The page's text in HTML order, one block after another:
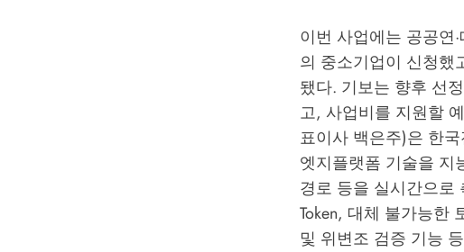
이번 사업에는 공공연
의 중소기업이 신청했
됐다. 기보는 향후 선
고, 사업비를 지원할
표이사 백은주)은 한
엣지플랫폼 기술을 지
경로 등을 실시간으로
Token, 대체 불가능한
및 위변조 검증 기능